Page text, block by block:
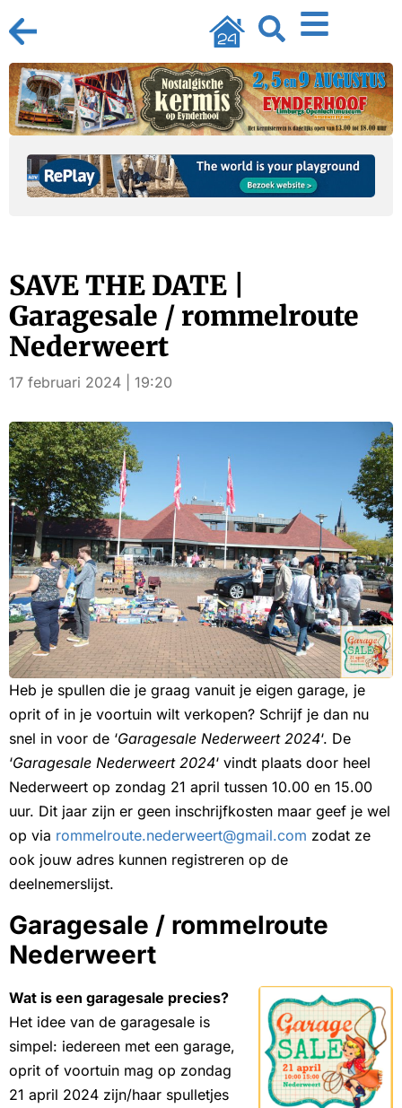
SAVE THE DATE |
Garagesale / rommelroute
Nederweert
17 februari 2024 | 19:20
Heb je spullen die je graag vanuit je eigen garage, je
oprit of in je voortuin wilt verkopen? Schrijf je dan nu
snel in voor de ‘Garagesale Nederweert 2024‘. De
‘Garagesale Nederweert 2024‘ vindt plaats door heel
Nederweert op zondag 21 april tussen 10.00 en 15.00
uur. Dit jaar zijn er geen inschrijfkosten maar geef je wel
op via rommelroute.nederweert@gmail.com zodat ze
ook jouw adres kunnen registreren op de
deelnemerslijst.
Garagesale / rommelroute
Nederweert
Wat is een garagesale precies?
Het idee van de garagesale is
simpel: iedereen met een garage,
oprit of voortuin mag op zondag
21 april 2024 zijn/haar spulletjes